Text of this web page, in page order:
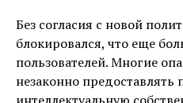
Без согласия с новой
блокировался, что еще
пользователей. Многие
незаконно предоставлять